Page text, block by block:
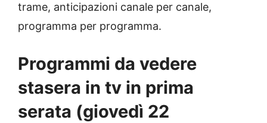
trame, anticipazioni canale per canale,
programma per programma.
Programmi da vedere
stasera in tv in prima
serata (giovedì 22